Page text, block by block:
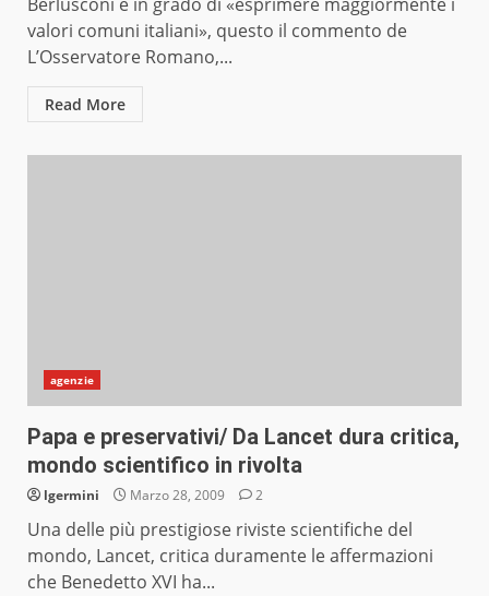
valori comuni italiani», questo il commento de
L’Osservatore Romano,...
Read More
agenzie
Papa e preservativi/ Da Lancet dura critica,
mondo scientifico in rivolta
lgermini Marzo 28, 2009 2
Una delle più prestigiose riviste scientifiche del
mondo, Lancet, critica duramente le affermazioni
che Benedetto XVI ha...